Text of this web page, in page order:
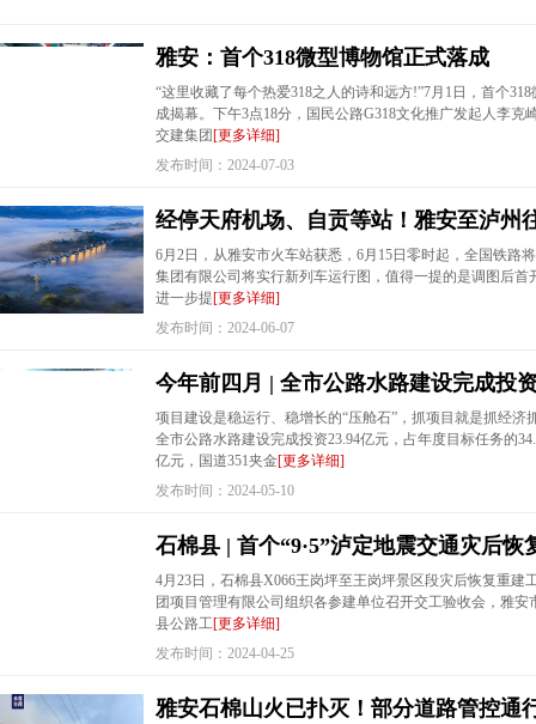
雅安：首个318微型博物馆正式落成
“这里收藏了每个热爱318之人的诗和远方!”7月1日，首个
成揭幕。下午3点18分，国民公路G318文化推广发起人李
交建集团 [更多详细]
发布时间：2024-07-03
经停天府机场、自贡等站！雅安至泸州
6月2日，从雅安市火车站获悉，6月15日零时起，全国铁路
集团有限公司将实行新列车运行图，值得一提的是调图后
进一步提[更多详细]
发布时间：2024-06-07
今年前四月 | 全市公路水路建设完成投
项目建设是稳运行、稳增长的“压舱石”，抓项目就是抓经济
全市公路水路建设完成投资23.94亿元，占年度目标任务的
亿元，国道351夹金[更多详细]
发布时间：2024-05-10
石棉县 | 首个“9·5”泸定地震交通灾后
4月23日，石棉县X066王岗坪至王岗坪景区段灾后恢复重建
团项目管理有限公司组织各参建单位召开交工验收会，雅
县公路工[更多详细]
发布时间：2024-04-25
雅安石棉山火已扑灭！部分道路管控通